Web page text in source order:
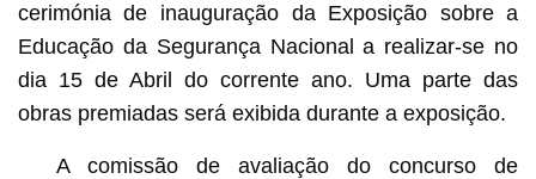
cerimónia de inauguração da Exposição sobre a
Educação da Segurança Nacional a realizar-se no
dia 15 de Abril do corrente ano. Uma parte das
obras premiadas será exibida durante a exposição.
A comissão de avaliação do concurso de